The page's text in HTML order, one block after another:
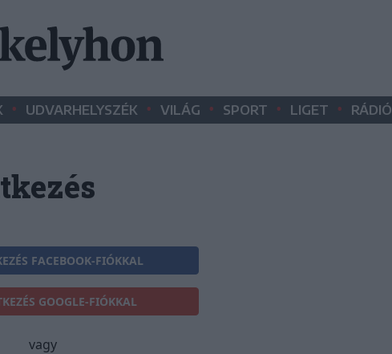
• UDVARHELYSZÉK • VILÁG • SPORT • LIGET • RÁDIÓ
FACEBOOK-FIÓKKAL
GOOGLE-FIÓKKAL
vagy